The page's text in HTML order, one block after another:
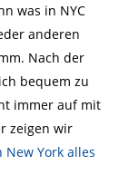
was in NYC
anderen
Nach der
bequem zu
immer auf mit
zeigen wir
York alles